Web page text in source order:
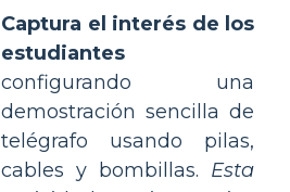
Captura el interés de los
estudiantes
configurando una
demostración sencilla de
telégrafo usando pilas,
cables y bombillas. Esta